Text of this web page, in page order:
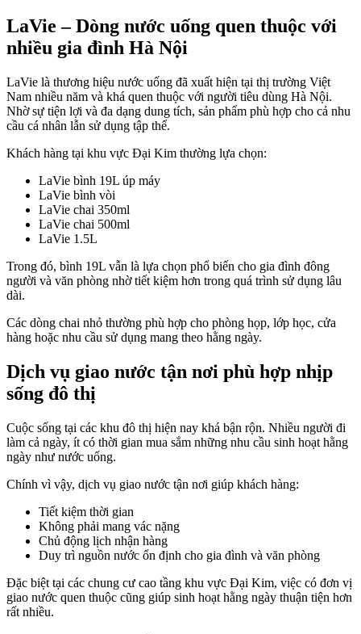
LaVie – Dòng nước uống quen thuộc với
nhiều gia đình Hà Nội
LaVie là thương hiệu nước uống đã xuất hiện tại thị trường Việt
Nam nhiều năm và khá quen thuộc với người tiêu dùng Hà Nội.
Nhờ sự tiện lợi và đa dạng dung tích, sản phẩm phù hợp cho cả nhu
cầu cá nhân lẫn sử dụng tập thể.
Khách hàng tại khu vực Đại Kim thường lựa chọn:
LaVie bình 19L úp máy
LaVie bình vòi
LaVie chai 350ml
LaVie chai 500ml
LaVie 1.5L
Trong đó, bình 19L vẫn là lựa chọn phổ biến cho gia đình đông
người và văn phòng nhờ tiết kiệm hơn trong quá trình sử dụng lâu
dài.
Các dòng chai nhỏ thường phù hợp cho phòng họp, lớp học, cửa
hàng hoặc nhu cầu sử dụng mang theo hằng ngày.
Dịch vụ giao nước tận nơi phù hợp nhịp
sống đô thị
Cuộc sống tại các khu đô thị hiện nay khá bận rộn. Nhiều người đi
làm cả ngày, ít có thời gian mua sắm những nhu cầu sinh hoạt hằng
ngày như nước uống.
Chính vì vậy, dịch vụ giao nước tận nơi giúp khách hàng:
Tiết kiệm thời gian
Không phải mang vác nặng
Chủ động lịch nhận hàng
Duy trì nguồn nước ổn định cho gia đình và văn phòng
Đặc biệt tại các chung cư cao tầng khu vực Đại Kim, việc có đơn vị
giao nước quen thuộc cũng giúp sinh hoạt hằng ngày thuận tiện hơn
rất nhiều.